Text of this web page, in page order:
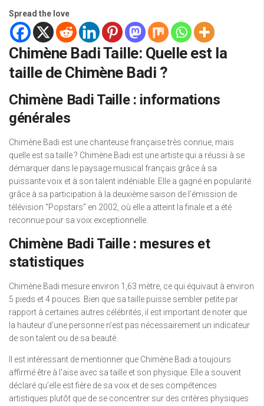
Spread the love
Chimène Badi Taille: Quelle est la
taille de Chimène Badi ?
Chimène Badi Taille : informations
générales
Chimène Badi est une chanteuse française très connue, mais
quelle est sa taille ? Chimène Badi est une artiste qui a réussi à se
démarquer dans le paysage musical français grâce à sa
puissante voix et à son talent indéniable. Elle a gagné en popularité
grâce à sa participation à la deuxième saison de l’émission de
télévision “Popstars” en 2002, où elle a atteint la finale et a été
reconnue pour sa voix exceptionnelle.
Chimène Badi Taille : mesures et
statistiques
Chimène Badi mesure environ 1,63 mètre, ce qui équivaut à environ
5 pieds et 4 pouces. Bien que sa taille puisse sembler petite par
rapport à certaines autres célébrités, il est important de noter que
la hauteur d’une personne n’est pas nécessairement un indicateur
de son talent ou de sa beauté.
Il est intéressant de mentionner que Chimène Badi a toujours
affirmé être à l’aise avec sa taille et son physique. Elle a souvent
déclaré qu’elle est fière de sa voix et de ses compétences
artistiques plutôt que de se concentrer sur des critères physiques